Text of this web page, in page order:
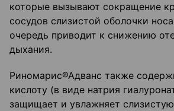
которые вызывают сокращение
сосудов слизистой оболочки
очередь приводит к снижению
дыхания.
Риномарис®Адванс также
кислоту (в виде натрия
защищает и увлажняет